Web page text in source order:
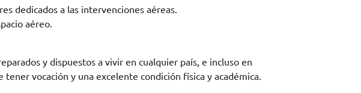
dedicados a las intervenciones aéreas.
aéreo.
y dispuestos a vivir en cualquier país, e incluso en
vocación y una excelente condición física y académica.